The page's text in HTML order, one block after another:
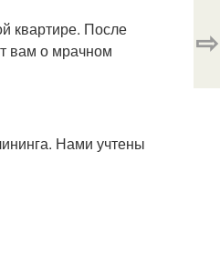
квартире. После
вам о мрачном
Нами учтены
⇨